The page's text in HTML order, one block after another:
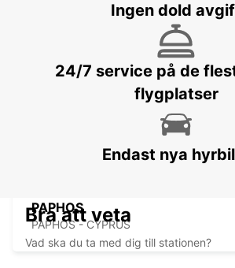
PAPHOS
PAPHOS - CYPRUS
Ingen dold
24/7 service på de
flygplatser
Endast nya
Bra att veta
Vad ska du ta med dig till stationen?